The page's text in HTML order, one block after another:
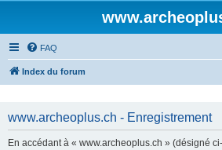
FAQ
Index du forum
www.archeoplus.ch - Enregistrement
En accédant à « www.archeoplus.ch » (désigné